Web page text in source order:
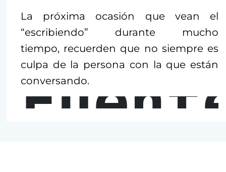
La próxima ocasión que vean el
“escribiendo” durante mucho
tiempo, recuerden que no siempre es
culpa de la persona con la que están
conversando.